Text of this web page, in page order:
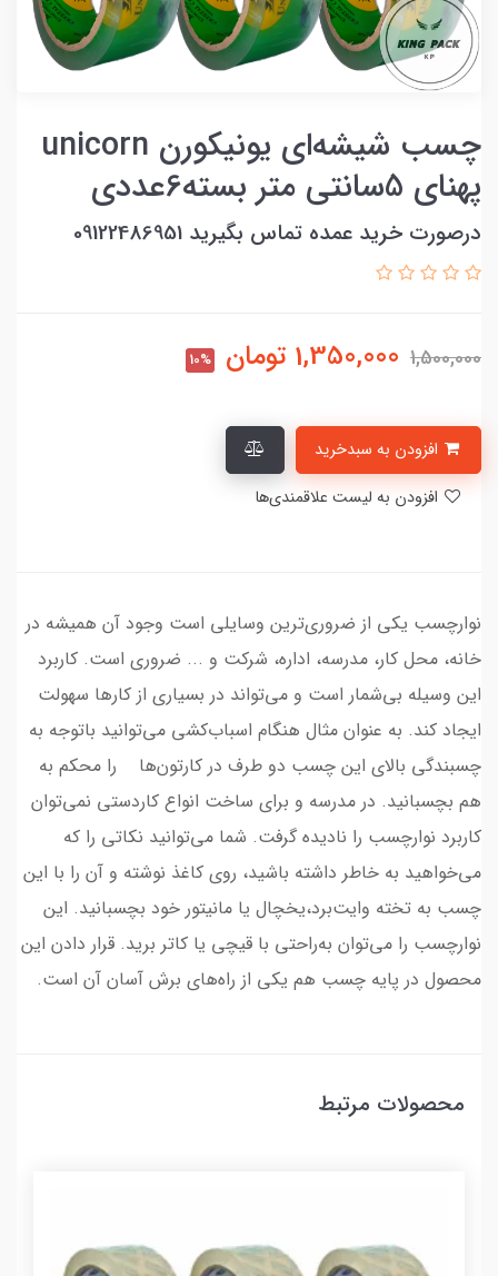
چسب شیشه‌ای یونیکورن unicorn
پهنای 5سانتی متر بسته6عددی
درصورت خرید عمده تماس بگیرید 09122486951
1,500,000
1,350,000 تومان 10%
نوارچسب یکی از ضروری‌ترین وسایلی است وجود آن همیشه در
خانه، محل کار، مدرسه، اداره، شرکت و ... ضروری است. کاربرد
این وسیله بی‌شمار است و می‌تواند در بسیاری از کارها سهولت
ایجاد کند. به عنوان مثال هنگام اسباب‌کشی می‌توانید باتوجه به
چسبندگی بالای این چسب دو طرف در کارتون‌ها را محکم به
هم بچسبانید. در مدرسه و برای ساخت انواع کاردستی نمی‌توان
کاربرد نوارچسب را نادیده گرفت. شما می‌توانید نکاتی را که
می‌خواهید به خاطر داشته باشید، روی کاغذ نوشته و آن را با این
چسب به تخته وایت‌برد،یخچال یا مانیتور خود بچسبانید. این
نوارچسب را می‌توان به‌راحتی با قیچی یا کاتر برید. قرار دادن این
محصول در پایه چسب هم یکی از راه‌های برش آسان آن است.
محصولات مرتبط